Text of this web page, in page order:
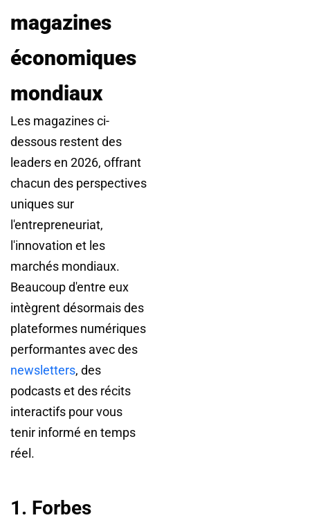
magazines
économiques
mondiaux
Les magazines ci-
dessous restent des
leaders en 2026, offrant
chacun des perspectives
uniques sur
l'entrepreneuriat,
l'innovation et les
marchés mondiaux.
Beaucoup d'entre eux
intègrent désormais des
plateformes numériques
performantes avec des
newsletters, des
podcasts et des récits
interactifs pour vous
tenir informé en temps
réel.
1. Forbes